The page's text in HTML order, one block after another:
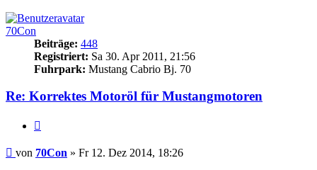
70Con
Beiträge: 448
Registriert: Sa 30. Apr 2011, 21:56
Fuhrpark: Mustang Cabrio Bj. 70
Re: Korrektes Motoröl für Mustangmotoren
Beitrag
von 70Con » Fr 12. Dez 2014, 18:26